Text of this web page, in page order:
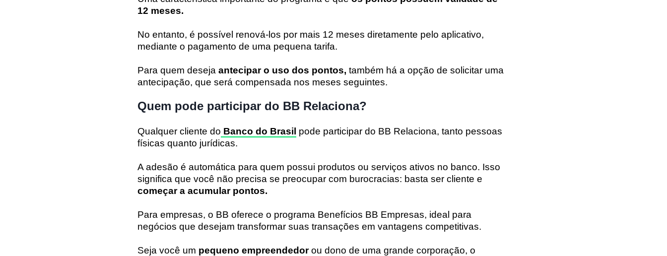
12 meses.
No entanto, é possível renová-los por mais 12 meses diretamente pelo aplicativo,
mediante o pagamento de uma pequena tarifa.
Para quem deseja antecipar o uso dos pontos, também há a opção de solicitar uma
antecipação, que será compensada nos meses seguintes.
Quem pode participar do BB Relaciona?
Qualquer cliente do Banco do Brasil pode participar do BB Relaciona, tanto pessoas
físicas quanto jurídicas.
A adesão é automática para quem possui produtos ou serviços ativos no banco. Isso
significa que você não precisa se preocupar com burocracias: basta ser cliente e
começar a acumular pontos.
Para empresas, o BB oferece o programa Benefícios BB Empresas, ideal para
negócios que desejam transformar suas transações em vantagens competitivas.
Seja você um pequeno empreendedorou dono de uma grande corporação, o